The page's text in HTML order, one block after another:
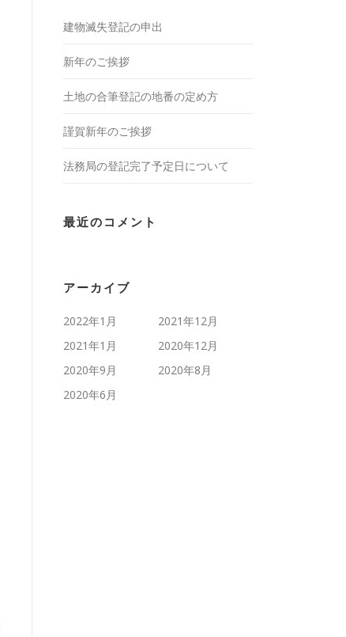
建物滅失登記の申出
新年のご挨拶
土地の合筆登記の地番の定め方
謹賀新年のご挨拶
法務局の登記完了予定日について
最近のコメント
アーカイブ
2022年1月
2021年12月
2021年1月
2020年12月
2020年9月
2020年8月
2020年6月